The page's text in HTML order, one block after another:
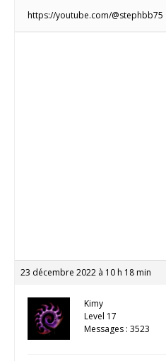
https://youtube.com/@stephbb75
23 décembre 2022 à 10 h 18 min
Kimy
Level 17
Messages : 3523